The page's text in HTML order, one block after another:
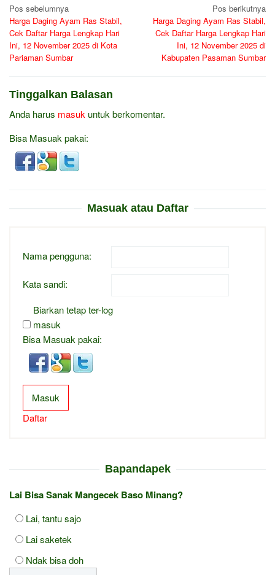
Navigasi
pos
Pos sebelumnya
Harga Daging Ayam Ras Stabil,
Cek Daftar Harga Lengkap Hari
Ini, 12 November 2025 di Kota
Pariaman Sumbar
Pos berikutnya
Harga Daging Ayam Ras Stabil,
Cek Daftar Harga Lengkap Hari
Ini, 12 November 2025 di
Kabupaten Pasaman Sumbar
Tinggalkan Balasan
Anda harus masuk untuk berkomentar.
Bisa Masuak pakai:
Masuak atau Daftar
Nama pengguna:
Kata sandi:
Biarkan tetap ter-log
masuk
Bisa Masuak pakai:
Masuk
Daftar
Bapandapek
Lai Bisa Sanak Mangecek Baso Minang?
Lai, tantu sajo
Lai saketek
Ndak bisa doh